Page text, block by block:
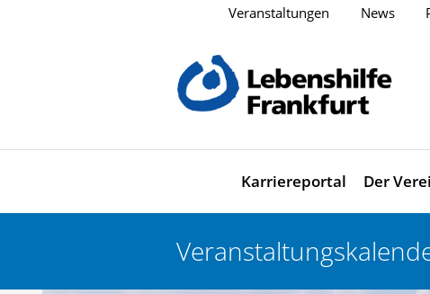
Veranstaltungen News
Karriereportal Der